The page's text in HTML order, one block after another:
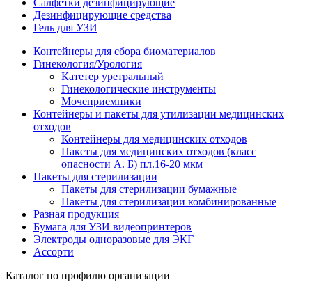
Салфетки дезинфицирующие
Дезинфицирующие средства
Гель для УЗИ
Контейнеры для сбора биоматериалов
Гинекология/Урология
Катетер уретральный
Гинекологические инструменты
Мочеприемники
Контейнеры и пакеты для утилизации медицинских
отходов
Контейнеры для медицинских отходов
Пакеты для медицинских отходов (класс
опасности А. Б) пл.16-20 мкм
Пакеты для стерилизации
Пакеты для стерилизации бумажные
Пакеты для стерилизации комбинированные
Разная продукция
Бумага для УЗИ видеопринтеров
Электроды одноразовые для ЭКГ
Ассорти
Каталог по профилю организации